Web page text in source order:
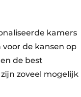
kamers
de kansen op
de best
zoveel mogelijk